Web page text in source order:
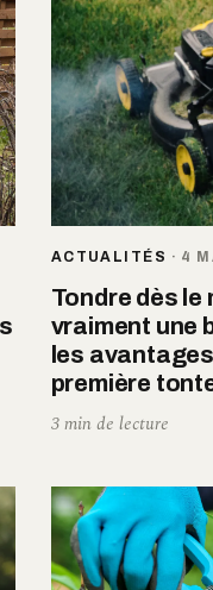
ACTUALITÉS · 4
Tondre dès le
vraiment une
les
première
3 min de lecture